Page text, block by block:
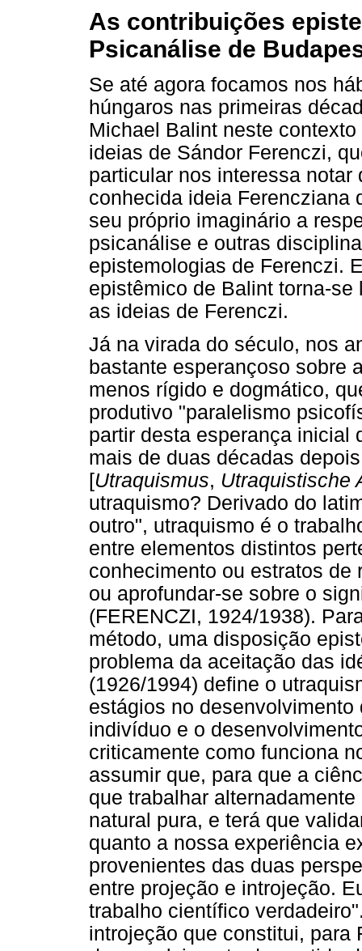
As contribuições
Psicanálise de
Se até agora focamos nos
húngaros nas primeiras
Michael Balint neste
ideias de Sándor Ferenczi,
particular nos interessa
conhecida ideia Ferencziana
seu próprio imaginário a
psicanálise e outras
epistemologias de Ferenczi.
epistêmico de Balint torna-
as ideias de Ferenczi.
Já na virada do século, nos
bastante esperançoso sobre
menos rígido e dogmático,
produtivo "paralelismo
partir desta esperança inicial
mais de duas décadas
[Utraquismus, Utraquistische
utraquismo? Derivado do
outro", utraquismo é o
entre elementos distintos
conhecimento ou estratos
ou aprofundar-se sobre o
(FERENCZI, 1924/1938).
método, uma disposição
problema da aceitação das
(1926/1994) define o
estágios no
indivíduo e o
criticamente como funciona
assumir que, para que a
que trabalhar
natural pura, e terá que
quanto a nossa experiência
provenientes das duas
entre projeção e introjeção.
trabalho científico
introjeção que constitui, para